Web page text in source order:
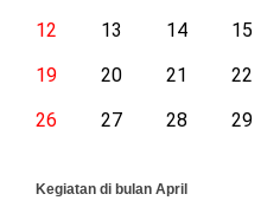
12
13 14 15
19
20 21 22
26
27 28 29
Kegiatan di bulan April